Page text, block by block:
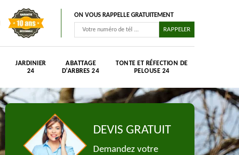
ON VOUS RAPPELLE GRATUITEMENT
JARDINIER
24
ABATTAGE
D'ARBRES 24
TONTE ET RÉFECTION DE
PELOUSE 24
DEVIS GRATUIT
Demandez votre